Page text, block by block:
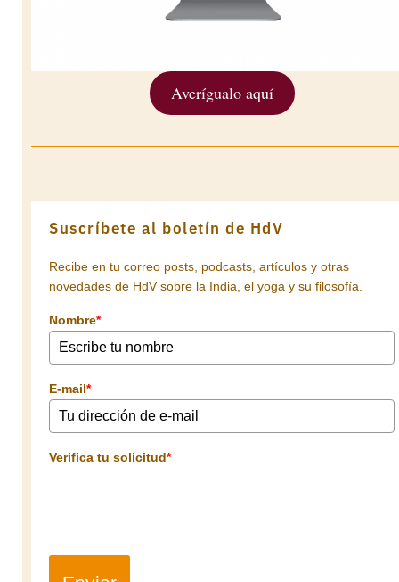
Averígualo aquí
Suscríbete al boletín de HdV
Recibe en tu correo posts, podcasts, artículos y otras
novedades de HdV sobre la India, el yoga y su filosofía.
Nombre*
E-mail*
Verifica tu solicitud*